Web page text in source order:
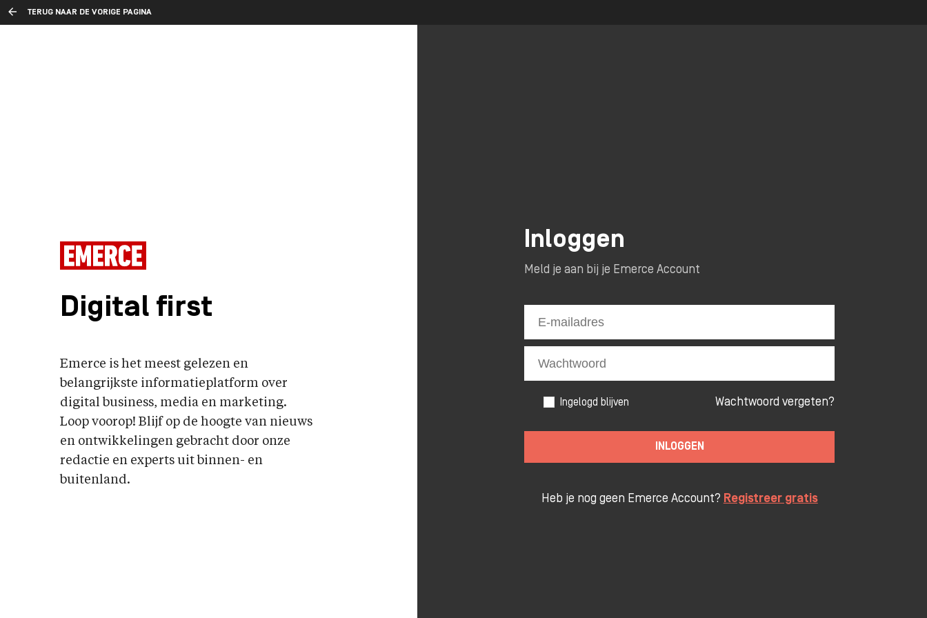
TERUG NAAR DE VORIGE PAGINA
Digital first
Emerce is het meest gelezen en
belangrijkste informatieplatform over
digital business, media en marketing.
Loop voorop! Blijf op de hoogte van nieuws
en ontwikkelingen gebracht door onze
redactie en experts uit binnen- en
buitenland.
Inloggen
Meld je aan bij je Emerce Account
Ingelogd blijven Wachtwoord vergeten?
INLOGGEN
Heb je nog geen Emerce Account? Registreer gratis